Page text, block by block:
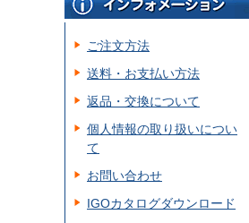
ご注文方法
送料・お支払い方法
返品・交換について
個人情報の取り扱いについ
て
お問い合わせ
IGOカタログダウンロード